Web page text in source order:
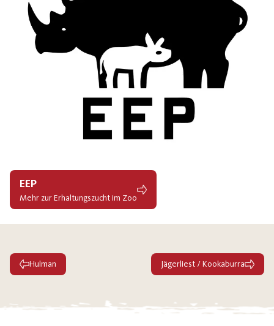
EEP
Mehr zur Erhaltungszucht im Zoo
Hulman Jägerliest / Kookaburra